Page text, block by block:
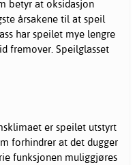
betyr at oksidasjon
årsakene til at speil
har speilet mye lengre
fremover. Speilglasset
er speilet utstyrt
forhindrer at det dugger
funksjonen muliggjøres